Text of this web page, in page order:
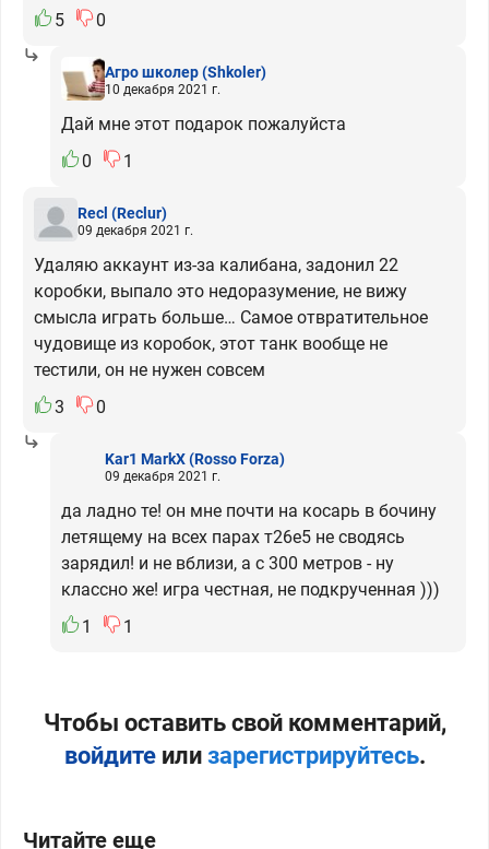
5
0
Агро школер(Shkoler)
10 декабря 2021 г.
Дай мне этот подарок пожалуйста
0
1
Recl (Reclur)
09 декабря 2021 г.
Удаляю аккаунт из-за калибана, задонил 22
коробки, выпало это недоразумение, не вижу
смысла играть больше… Самое отвратительное
чудовище из коробок, этот танк вообще не
тестили, он не нужен совсем
3
0
Kar1 MarkX(Rosso Forza)
09 декабря 2021 г.
да ладно те! он мне почти на косарь в бочину
летящему на всех парах т26е5 не сводясь
зарядил! и не вблизи, а с 300 метров - ну
классно же! игра честная, не подкрученная )))
1
1
Чтобы оставить свой комментарий,
войдитеили зарегистрируйтесь.
Читайте еще